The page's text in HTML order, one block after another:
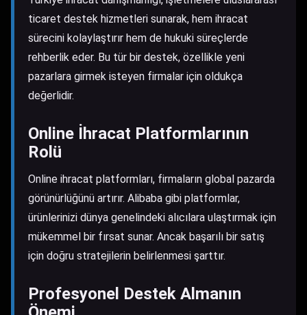
ticaret destek hizmetleri sunarak, hem ihracat
sürecini kolaylaştırır hem de hukuki süreçlerde
rehberlik eder. Bu tür bir destek, özellikle yeni
pazarlara girmek isteyen firmalar için oldukça
değerlidir.
Online İhracat Platformlarının
Rolü
Online ihracat platformları, firmaların global pazarda
görünürlüğünü artırır. Alibaba gibi platformlar,
ürünlerinizi dünya genelindeki alıcılara ulaştırmak için
mükemmel bir fırsat sunar. Ancak başarılı bir satış
için doğru stratejilerin belirlenmesi şarttır.
Profesyonel Destek Almanın